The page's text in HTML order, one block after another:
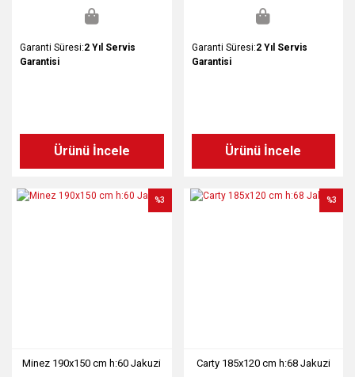
Garanti Süresi:2 Yıl Servis
Garantisi
Ürünü İncele
Garanti Süresi:2 Yıl Servis
Garantisi
Ürünü İncele
Minez 190x150 cm h:60 Jakuzi
%3
Carty 185x120 cm h:68 Jakuzi
%3